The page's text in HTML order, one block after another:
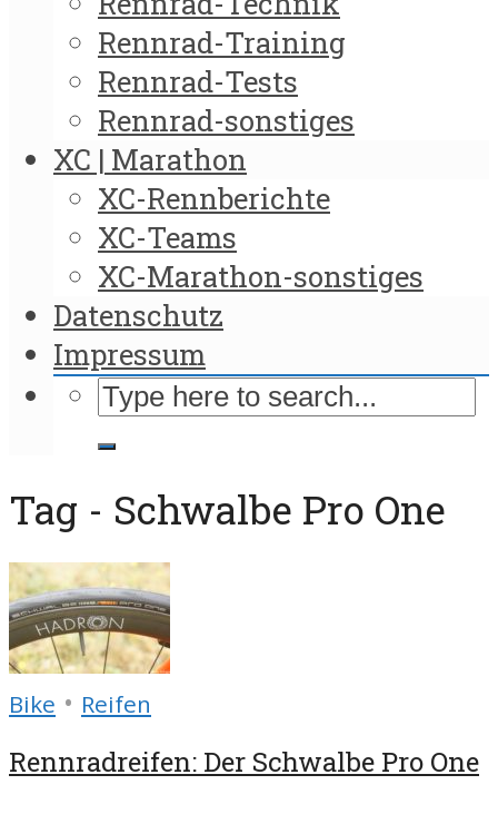
Rennrad-Training
Rennrad-Tests
Rennrad-sonstiges
XC | Marathon
XC-Rennberichte
XC-Teams
XC-Marathon-sonstiges
Datenschutz
Impressum
Tag - Schwalbe Pro One
Bike • Reifen
Rennradreifen: Der Schwalbe Pro One